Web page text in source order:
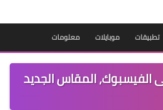
تطبيقات موبايلات معلومات
المقاس الجديد